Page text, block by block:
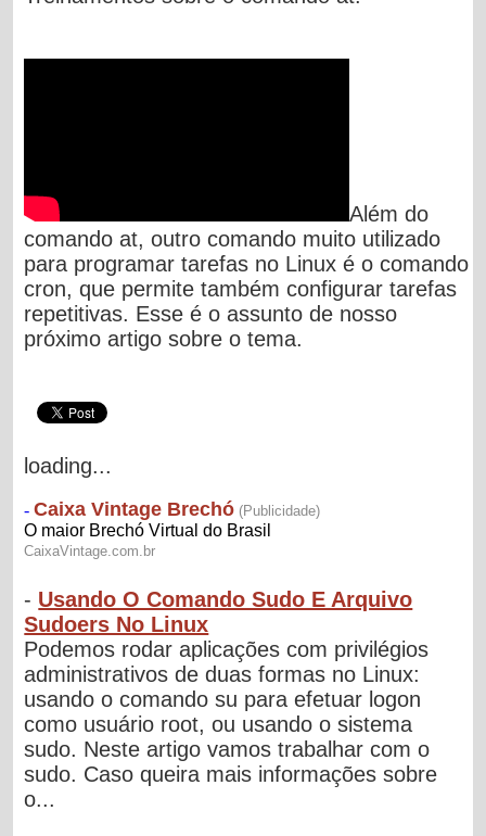
Além do
comando at, outro comando muito utilizado
para programar tarefas no Linux é o comando
cron, que permite também configurar tarefas
repetitivas. Esse é o assunto de nosso
próximo artigo sobre o tema.
loading...
- Usando O Comando Sudo E Arquivo
Sudoers No Linux
Podemos rodar aplicações com privilégios
administrativos de duas formas no Linux:
usando o comando su para efetuar logon
como usuário root, ou usando o sistema
sudo. Neste artigo vamos trabalhar com o
sudo. Caso queira mais informações sobre
o...